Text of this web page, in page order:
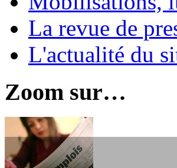
La revue de
L'actualité du
Zoom sur…